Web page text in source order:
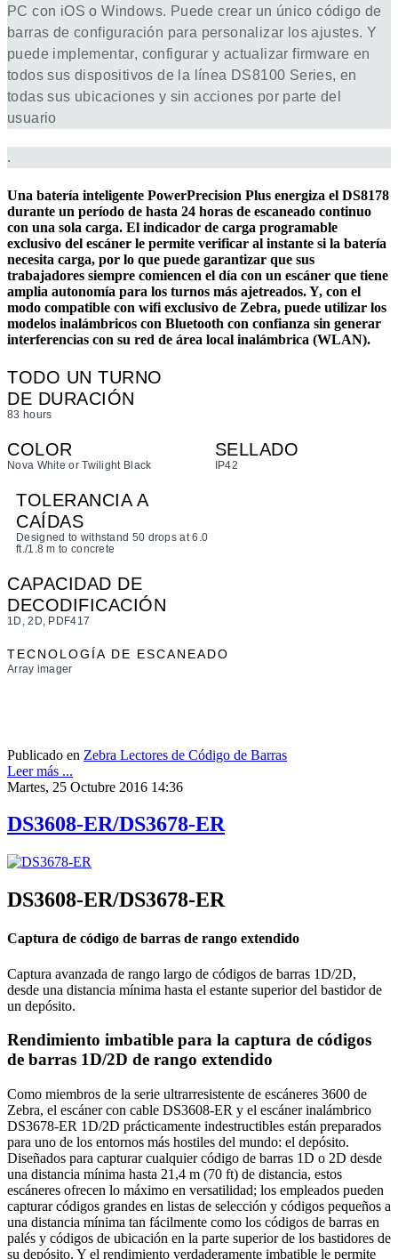
PC con iOS o Windows. Puede crear un único código de
barras de configuración para personalizar los ajustes. Y
puede implementar, configurar y actualizar firmware en
todos sus dispositivos de la línea DS8100 Series, en
todas sus ubicaciones y sin acciones por parte del
usuario
.
Una batería inteligente PowerPrecision Plus energiza el DS8178
durante un período de hasta 24 horas de escaneado continuo
con una sola carga. El indicador de carga programable
exclusivo del escáner le permite verificar al instante si la batería
necesita carga, por lo que puede garantizar que sus
trabajadores siempre comiencen el día con un escáner que tiene
amplia autonomía para los turnos más ajetreados. Y, con el
modo compatible con wifi exclusivo de Zebra, puede utilizar los
modelos inalámbricos con Bluetooth con confianza sin generar
interferencias con su red de área local inalámbrica (WLAN).
TODO UN TURNO
DE DURACIÓN
83 hours
COLOR
Nova White or Twilight Black
SELLADO
IP42
TOLERANCIA A
CAÍDAS
Designed to withstand 50 drops at 6.0
ft./1.8 m to concrete
CAPACIDAD DE
DECODIFICACIÓN
1D, 2D, PDF417
TECNOLOGÍA DE ESCANEADO
Array imager
Publicado en Zebra Lectores de Código de Barras
Leer más ...
Martes, 25 Octubre 2016 14:36
DS3608-ER/DS3678-ER
DS3608-ER/DS3678-ER
Captura de código de barras de rango extendido
Captura avanzada de rango largo de códigos de barras 1D/2D,
desde una distancia mínima hasta el estante superior del bastidor de
un depósito.
Rendimiento imbatible para la captura de códigos
de barras 1D/2D de rango extendido
Como miembros de la serie ultrarresistente de escáneres 3600 de
Zebra, el escáner con cable DS3608-ER y el escáner inalámbrico
DS3678-ER 1D/2D prácticamente indestructibles están preparados
para uno de los entornos más hostiles del mundo: el depósito.
Diseñados para capturar cualquier código de barras 1D o 2D desde
una distancia mínima hasta 21,4 m (70 ft) de distancia, estos
escáneres ofrecen lo máximo en versatilidad; los empleados pueden
capturar códigos grandes en listas de selección y códigos pequeños a
una distancia mínima tan fácilmente como los códigos de barras en
palés y códigos de ubicación en la parte superior de los bastidores de
su depósito. Y el rendimiento verdaderamente imbatible le permite